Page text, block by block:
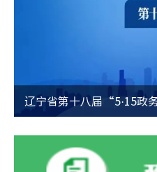
学习贯彻党的二十大精神
全国两会
抚顺：聚力攻坚再出发